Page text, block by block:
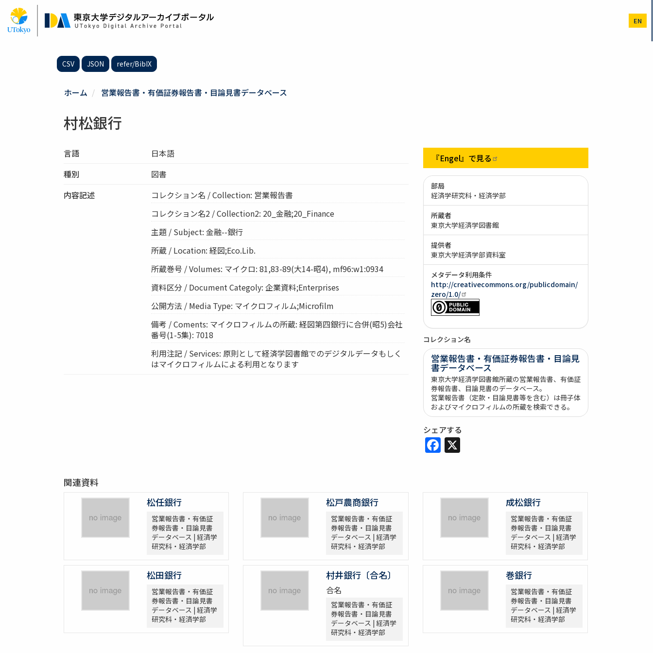
ン
EN
CSV JSON refer/BibIX
ホーム 営業報告書・有価証券報告書・目論見書データベース
村松銀行
言語
日本語
種別
図書
内容記述
コレクション名 / Collection: 営業報告書
コレクション名2 / Collection2: 20_金融;20_Finance
主題 / Subject: 金融--銀行
所蔵 / Location: 経図;Eco.Lib.
所蔵巻号 / Volumes: マイクロ: 81,83-89(大14-昭4), mf96:w1:0934
資料区分 / Document Categoly: 企業資料;Enterprises
公開方法 / Media Type: マイクロフィルム;Microfilm
備考 / Coments: マイクロフィルムの所蔵: 経図第四銀行に合併(昭5)会社
番号(1-5集): 7018
利用注記 / Services: 原則として経済学図書館でのデジタルデータもしく
はマイクロフィルムによる利用となります
『Engel』で見る
部局
経済学研究科・経済学部
所蔵者
東京大学経済学図書館
提供者
東京大学経済学部資料室
メタデータ利用条件
http://creativecommons.org/publicdomain/
zero/1.0/
コレクション名
営業報告書・有価証券報告書・目論見
書データベース
東京大学経済学図書館所蔵の営業報告書、有価証
券報告書、目論見書のデータベース。
営業報告書（定款・目論見書等を含む）は冊子体
およびマイクロフィルムの所蔵を検索できる。
シェアする
Facebook
X
関連資料
松任銀行
営業報告書・有価証
券報告書・目論見書
データベース | 経済学
研究科・経済学部
松戸農商銀行
営業報告書・有価証
券報告書・目論見書
データベース | 経済学
研究科・経済学部
成松銀行
営業報告書・有価証
券報告書・目論見書
データベース | 経済学
研究科・経済学部
松田銀行
営業報告書・有価証
券報告書・目論見書
データベース | 経済学
研究科・経済学部
村井銀行〔合名〕
合名
営業報告書・有価証
券報告書・目論見書
データベース | 経済学
研究科・経済学部
巻銀行
営業報告書・有価証
券報告書・目論見書
データベース | 経済学
研究科・経済学部